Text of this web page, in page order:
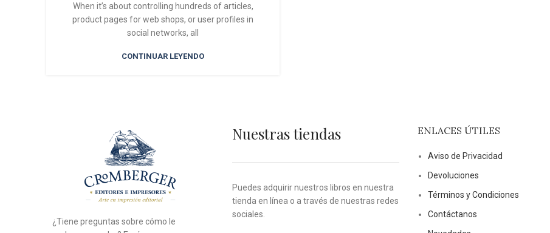
When it’s about controlling hundreds of articles,
product pages for web shops, or user profiles in
social networks, all
CONTINUAR LEYENDO
¿Tiene preguntas sobre cómo le
Nuestras tiendas
Puedes adquirir nuestros libros en nuestra
tienda en línea o a través de nuestras redes
sociales.
ENLACES ÚTILES
Aviso de Privacidad
Devoluciones
Términos y Condiciones
Contáctanos